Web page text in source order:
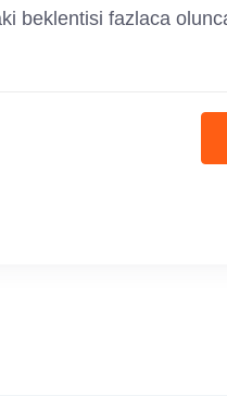
beklentisi fazlaca